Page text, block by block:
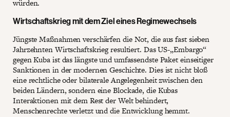
würden.
Wirtschaftskrieg mit dem Ziel eines Regimewechsels
Jüngste Maßnahmen verschärfen die Not, die aus fast sieben
Jahrzehnten Wirtschaftskrieg resultiert. Das US-„Embargo“
gegen Kuba ist das längste und umfassendste Paket einseitiger
Sanktionen in der modernen Geschichte. Dies ist nicht bloß
eine rechtliche oder bilaterale Angelegenheit zwischen den
beiden Ländern, sondern eine Blockade, die Kubas
Interaktionen mit dem Rest der Welt behindert,
Menschenrechte verletzt und die Entwicklung hemmt.